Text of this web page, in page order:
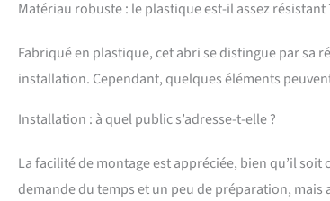
Matériau robuste : le plastique est-il assez résistant
Fabriqué en plastique, cet abri se distingue par sa
installation. Cependant, quelques éléments
Installation : à quel public s’adresse-t-elle ?
La facilité de montage est appréciée, bien qu’il
demande du temps et un peu de préparation,